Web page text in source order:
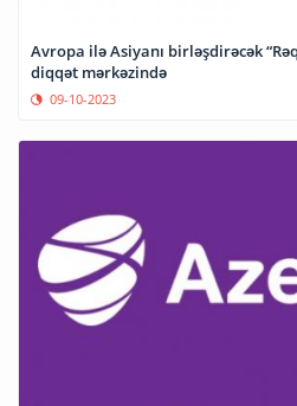
Avropa ilə Asiyanı birləşdirəcək
diqqət mərkəzində
09-10-2023